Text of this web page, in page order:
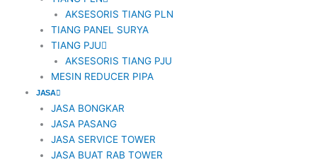
AKSESORIS TIANG PLN
TIANG PANEL SURYA
TIANG PJU
AKSESORIS TIANG PJU
MESIN REDUCER PIPA
JASA
JASA BONGKAR
JASA PASANG
JASA SERVICE TOWER
JASA BUAT RAB TOWER